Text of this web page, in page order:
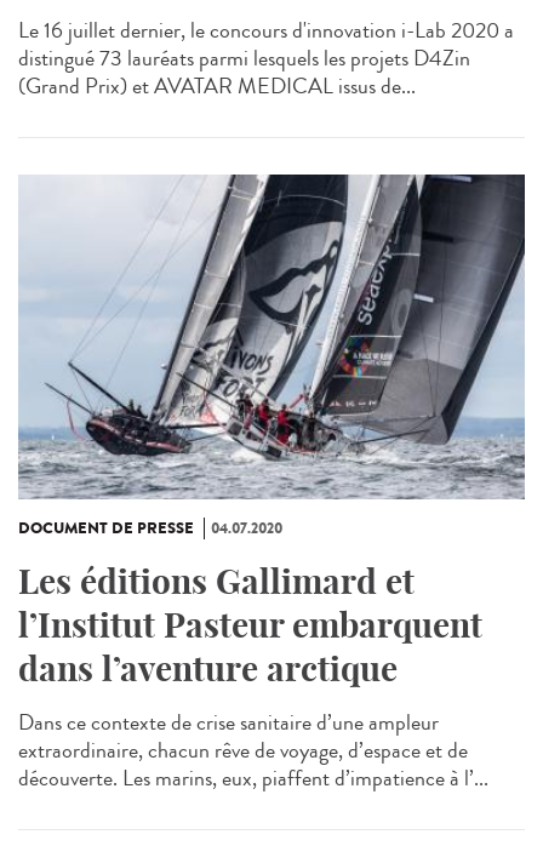
Le 16 juillet dernier, le concours d'innovation i-Lab 2020 a
distingué 73 lauréats parmi lesquels les projets D4Zin
(Grand Prix) et AVATAR MEDICAL issus de...
DOCUMENT DE PRESSE 04.07.2020
Les éditions Gallimard et
l’Institut Pasteur embarquent
dans l’aventure arctique
Dans ce contexte de crise sanitaire d’une ampleur
extraordinaire, chacun rêve de voyage, d’espace et de
découverte. Les marins, eux, piaffent d’impatience à l’...